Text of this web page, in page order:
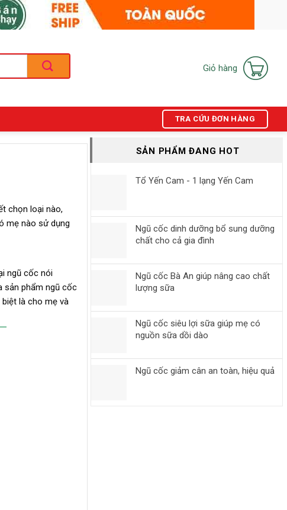
Giỏ hàng
TRA CỨU ĐƠN HÀNG
chọn loại nào,
mẹ nào sử dụng
ngũ cốc nói
sản phẩm ngũ cốc
là cho mẹ và
SẢN PHẨM ĐANG HOT
Tổ Yến Cam - 1 lạng Yến Cam
Ngũ cốc dinh dưỡng bổ sung dưỡng
chất cho cả gia đình
Ngũ cốc Bà An giúp nâng cao chất
lượng sữa
Ngũ cốc siêu lợi sữa giúp mẹ có
nguồn sữa dồi dào
Ngũ cốc giảm cân an toàn, hiệu quả